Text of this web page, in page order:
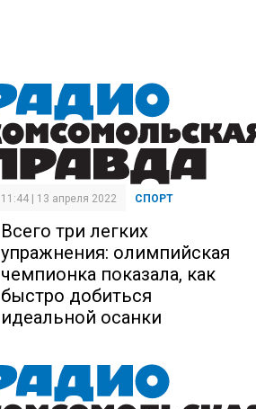
11:44 | 13 апреля 2022 СПОРТ
Всего три легких
упражнения: олимпийская
чемпионка показала, как
быстро добиться
идеальной осанки